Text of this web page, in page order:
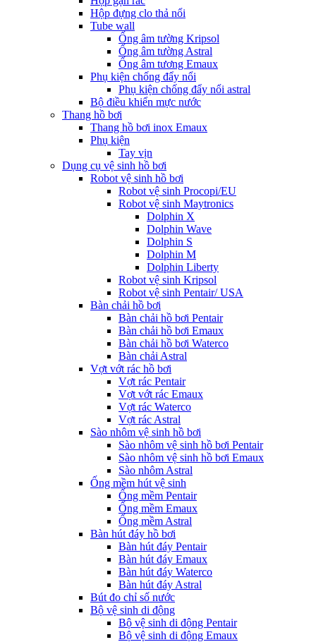
Hộp đựng clo thả nổi
Tube wall
Ống âm tường Kripsol
Ống âm tường Astral
Ống âm tương Emaux
Phụ kiện chống đẩy nổi
Phụ kiện chống đẩy nổi astral
Bộ điều khiển mực nước
Thang hồ bơi
Thang hồ bơi inox Emaux
Phụ kiện
Tay vịn
Dụng cụ vệ sinh hồ bơi
Robot vệ sinh hồ bơi
Robot vệ sinh Procopi/EU
Robot vệ sinh Maytronics
Dolphin X
Dolphin Wave
Dolphin S
Dolphin M
Dolphin Liberty
Robot vệ sinh Kripsol
Robot vệ sinh Pentair/ USA
Bàn chải hồ bơi
Bàn chải hồ bơi Pentair
Bàn chải hồ bơi Emaux
Bàn chải hồ bơi Waterco
Bàn chải Astral
Vợt vớt rác hồ bơi
Vợt rác Pentair
Vợt vớt rác Emaux
Vợt rác Waterco
Vợt rác Astral
Sào nhôm vệ sinh hồ bơi
Sào nhôm vệ sinh hồ bơi Pentair
Sào nhôm vệ sinh hồ bơi Emaux
Sào nhôm Astral
Ống mềm hút vệ sinh
Ống mềm Pentair
Ống mềm Emaux
Ống mềm Astral
Bàn hút đáy hồ bơi
Bàn hút đáy Pentair
Bàn hút đáy Emaux
Bàn hút đáy Waterco
Bàn hút đáy Astral
Bút đo chỉ số nước
Bộ vệ sinh di động
Bộ vệ sinh di động Pentair
Bộ vệ sinh di động Emaux